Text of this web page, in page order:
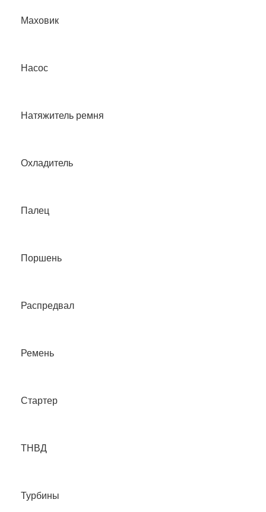
Маховик
Насос
Натяжитель ремня
Охладитель
Палец
Поршень
Распредвал
Ремень
Стартер
ТНВД
Турбины